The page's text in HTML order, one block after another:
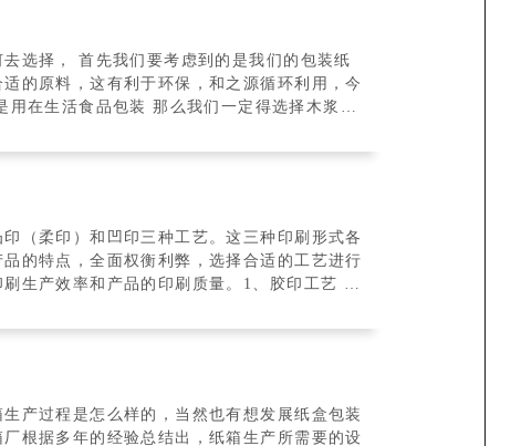
选择， 首先我们要考虑到的是我们的包装纸
的原料，这有利于环保，和之源循环利用，今
（柔印）和凹印三种工艺。这三种印刷形式各
的特点，全面权衡利弊，选择合适的工艺进行
生产效率和产品的印刷质量。1、胶印工艺 胶
产过程是怎么样的，当然也有想发展纸盒包装
根据多年的经验总结出，纸箱生产所需要的设